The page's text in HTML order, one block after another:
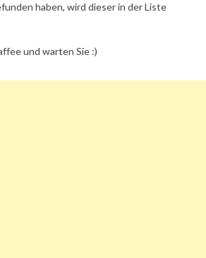
haben, wird dieser in der Liste
und warten Sie :)